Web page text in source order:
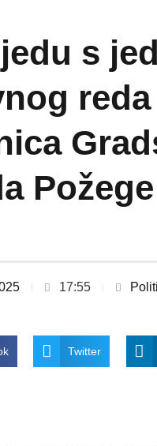
s
Požege
17:55
Twitter